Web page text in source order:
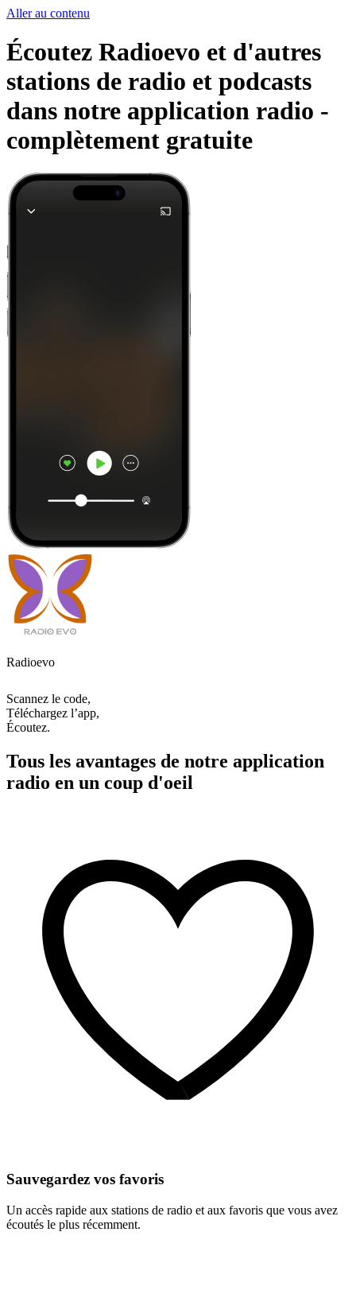
Aller au contenu
Écoutez Radioevo et d'autres
stations de radio et podcasts
dans notre application radio -
complètement gratuite
Radioevo
Scannez le code,
Téléchargez l’app,
Écoutez.
Tous les avantages de notre application
radio en un coup d'oeil
Sauvegardez vos favoris
Un accès rapide aux stations de radio et aux favoris que vous avez
écoutés le plus récemment.